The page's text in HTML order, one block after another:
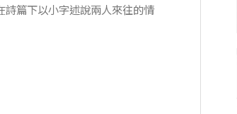
篇下以小字述說兩人來往的情